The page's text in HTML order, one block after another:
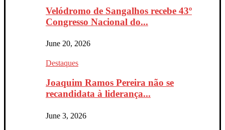
Velódromo de Sangalhos recebe 43º
Congresso Nacional do...
June 20, 2026
Destaques
Joaquim Ramos Pereira não se
recandidata à liderança...
June 3, 2026